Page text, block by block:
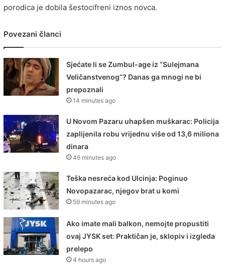
porodica je dobila šestocifreni iznos novca.
Povezani članci
Sjećate li se Zumbul-age iz “Sulejmana
Veličanstvenog”? Danas ga mnogi ne bi
prepoznali
14 minutes ago
U Novom Pazaru uhapšen muškarac: Policija
zaplijenila robu vrijednu više od 13,6 miliona
dinara
46 minutes ago
Teška nesreća kod Ulcinja: Poginuo
Novopazarac, njegov brat u komi
59 minutes ago
Ako imate mali balkon, nemojte propustiti
ovaj JYSK set: Praktičan je, sklopiv i izgleda
prelepo
4 hours ago